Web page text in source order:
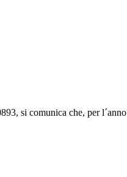
si comunica che, per